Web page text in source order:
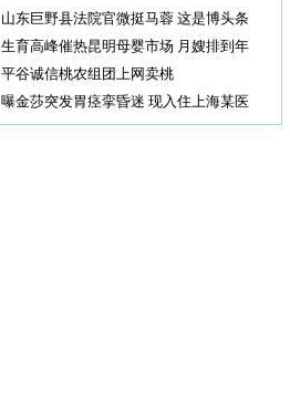
山东巨野县法院官微挺马蓉 这是博头条
生育高峰催热昆明母婴市场 月嫂排到年
平谷诚信桃农组团上网卖桃
曝金莎突发胃痉挛昏迷 现入住上海某医